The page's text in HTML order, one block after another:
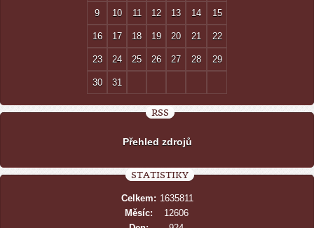
9 10 11 12 13 14 15
16 17 18 19 20 21 22
23 24 25 26 27 28 29
30 31
RSS
Přehled zdrojů
STATISTIKY
Celkem: 1635811
Měsíc:
12606